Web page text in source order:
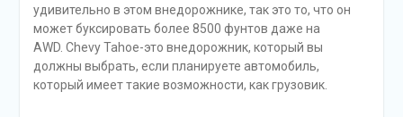
удивительно в этом внедорожнике, так это то, что он
может буксировать более 8500 фунтов даже на
AWD. Chevy Tahoe-это внедорожник, который вы
должны выбрать, если планируете автомобиль,
который имеет такие возможности, как грузовик.